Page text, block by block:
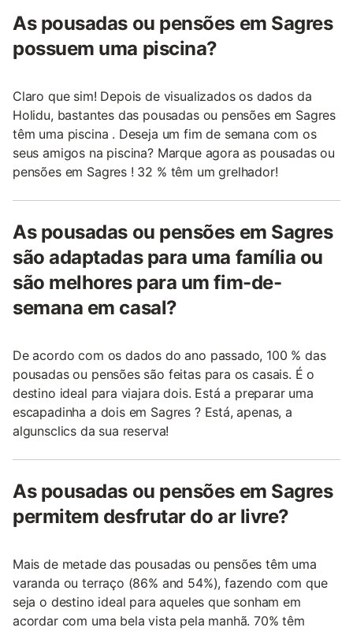
As pousadas ou pensões em Sagres
possuem uma piscina?
Claro que sim! Depois de visualizados os dados da
Holidu, bastantes das pousadas ou pensões em Sagres
têm uma piscina . Deseja um fim de semana com os
seus amigos na piscina? Marque agora as pousadas ou
pensões em Sagres ! 32 % têm um grelhador!
As pousadas ou pensões em Sagres
são adaptadas para uma família ou
são melhores para um fim-de-
semana em casal?
De acordo com os dados do ano passado, 100 % das
pousadas ou pensões são feitas para os casais. É o
destino ideal para viajara dois. Está a preparar uma
escapadinha a dois em Sagres ? Está, apenas, a
algunsclics da sua reserva!
As pousadas ou pensões em Sagres
permitem desfrutar do ar livre?
Mais de metade das pousadas ou pensões têm uma
varanda ou terraço (86% and 54%), fazendo com que
seja o destino ideal para aqueles que sonham em
acordar com uma bela vista pela manhã. 70% têm